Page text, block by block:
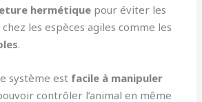
hermétique pour éviter les
les espèces agiles comme les
.
système est facile à manipuler
contrôler l’animal en même